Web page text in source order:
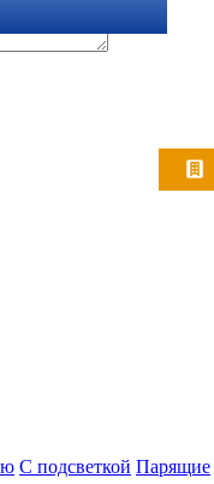
С подсветкой Парящие